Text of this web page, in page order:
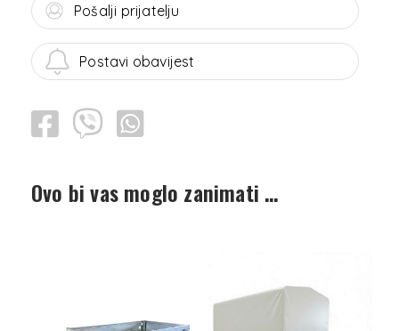
Pošalji prijatelju
Postavi obavijest
Ovo bi vas moglo zanimati …